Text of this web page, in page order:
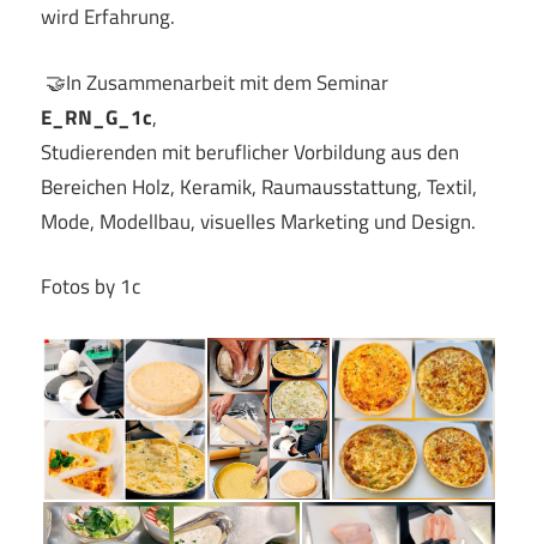
wird Erfahrung.
🤝In Zusammenarbeit mit dem Seminar
E_RN_G_1c,
Studierenden mit beruflicher Vorbildung aus den
Bereichen Holz, Keramik, Raumausstattung, Textil,
Mode, Modellbau, visuelles Marketing und Design.
Fotos by 1c